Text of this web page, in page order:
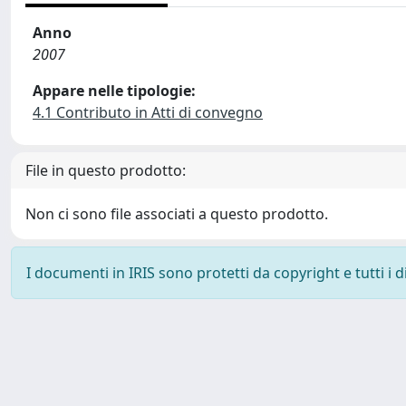
Anno
2007
Appare nelle tipologie:
4.1 Contributo in Atti di convegno
File in questo prodotto:
Non ci sono file associati a questo prodotto.
I documenti in IRIS sono protetti da copyright e tutti i